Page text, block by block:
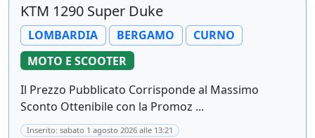
KTM 1290 Super Duke
LOMBARDIA BERGAMO
CURNO
MOTO E SCOOTER
Il Prezzo Pubblicato Corrisponde al Massimo
Sconto Ottenibile con la Promoz ...
Inserito: sabato 1 agosto 2026 alle 13:21